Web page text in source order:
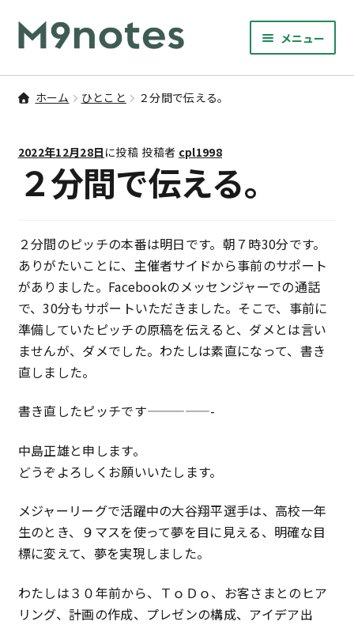
ナ
ビ
ゲ
ー
ン
へ
ス
ッ
プ
コ
ン
テ
ン
ス
キ
ッ
メニュー
9マスノート
サ
展
開
研修
ュ
ー
を
展
開
M9notesのこと
お問い合わせ
アカウント
ご利用案内
特定商取引法に基づく表記
ホーム ひとこと ２分間で伝える。
2022年12月28日 に投稿 投稿者 cpl1998
２分間で伝える。
２分間のピッチの本番は明日です。朝７時30分です。
ありがたいことに、主催者サイドから事前のサポート
がありました。Facebookのメッセンジャーでの通話
で、30分もサポートいただきました。そこで、事前に
準備していたピッチの原稿を伝えると、ダメとは言い
ませんが、ダメでした。わたしは素直になって、書き
直しました。
書き直したピッチです—————-
中島正雄と申します。
どうぞよろしくお願いいたします。
メジャーリーグで活躍中の大谷翔平選手は、高校一年
生のとき、９マスを使って夢を目に見える、明確な目
標に変えて、夢を実現しました。
わたしは３０年前から、ＴｏＤｏ、お客さまとのヒア
リング、計画の作成、プレゼンの構成、アイデア出